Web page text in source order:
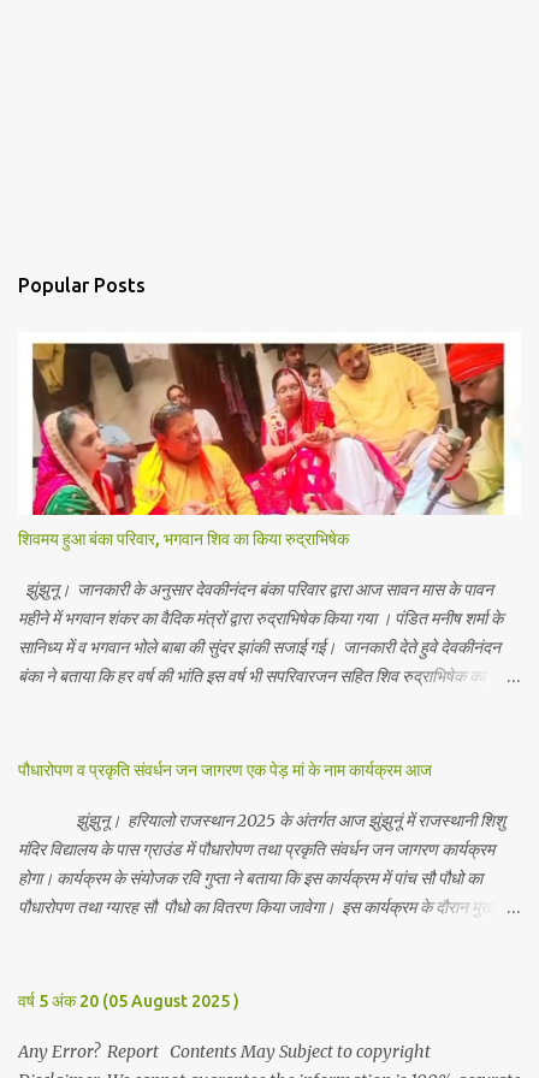
Popular Posts
शिवमय हुआ बंका परिवार, भगवान शिव का किया रुद्राभिषेक
झुंझुनू। जानकारी के अनुसार देवकीनंदन बंका परिवार द्वारा आज सावन मास के पावन
महीने में भगवान शंकर का वैदिक मंत्रों द्वारा रुद्राभिषेक किया गया । पंडित मनीष शर्मा के
सानिध्य में व भगवान भोले बाबा की सुंदर झांकी सजाई गई। जानकारी देते हुवे देवकीनंदन
बंका ने बताया कि हर वर्ष की भांति इस वर्ष भी सपरिवारजन सहित शिव रुद्राभिषेक का
भाविक, लाडो, मीना, रेनू, निर्मला, दीक्षा, मनीषा आदि सभी परिवार जन उपस्थित रहे।
guarantee the information is 100% accurate
पौधारोपण व प्रकृति संवर्धन जन जागरण एक पेड़ मां के नाम कार्यक्रम आज
झुंझुनू। हरियालो राजस्थान 2025 के अंतर्गत आज झुंझुनूं में राजस्थानी शिशु
मंदिर विद्यालय के पास ग्राउंड में पौधारोपण तथा प्रकृति संवर्धन जन जागरण कार्यक्रम
होगा। कार्यक्रम के संयोजक रवि गुप्ता ने बताया कि इस कार्यक्रम में पांच सौ पौधो का
पौधारोपण तथा ग्यारह सौ पौधो का वितरण किया जावेगा। इस कार्यक्रम के दौरान मुख्य
उपस्थित रहेंगे। Contents May Subject to copyright Disclaimer: We
वर्ष 5 अंक 20 (05 August 2025 )
Any Error? Report Contents May Subject to copyright